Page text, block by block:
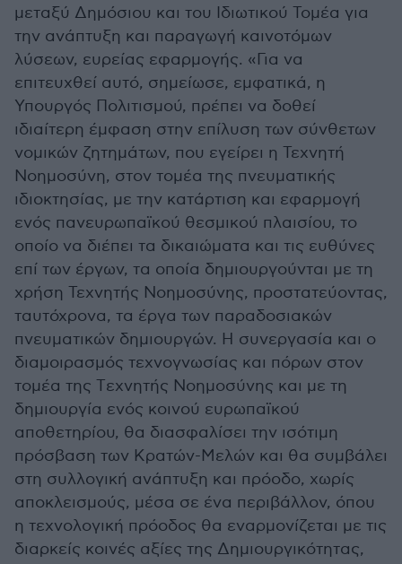
μεταξύ Δημόσιου και του Ιδιωτικού Τομέα για
την ανάπτυξη και παραγωγή καινοτόμων
λύσεων, ευρείας εφαρμογής. «Για να
επιτευχθεί αυτό, σημείωσε, εμφατικά, η
Υπουργός Πολιτισμού, πρέπει να δοθεί
ιδιαίτερη έμφαση στην επίλυση των σύνθετων
νομικών ζητημάτων, που εγείρει η Τεχνητή
Νοημοσύνη, στον τομέα της πνευματικής
ιδιοκτησίας, με την κατάρτιση και εφαρμογή
ενός πανευρωπαϊκού θεσμικού πλαισίου, το
οποίο να διέπει τα δικαιώματα και τις ευθύνες
επί των έργων, τα οποία δημιουργούνται με τη
χρήση Τεχνητής Νοημοσύνης, προστατεύοντας,
ταυτόχρονα, τα έργα των παραδοσιακών
πνευματικών δημιουργών. Η συνεργασία και ο
διαμοιρασμός τεχνογνωσίας και πόρων στον
τομέα της Tεχνητής Nοημοσύνης και με τη
δημιουργία ενός κοινού ευρωπαϊκού
αποθετηρίου, θα διασφαλίσει την ισότιμη
πρόσβαση των Κρατών-Μελών και θα συμβάλει
στη συλλογική ανάπτυξη και πρόοδο, χωρίς
αποκλεισμούς, μέσα σε ένα περιβάλλον, όπου
η τεχνολογική πρόοδος θα εναρμονίζεται με τις
διαρκείς κοινές αξίες της Δημιουργικότητας,